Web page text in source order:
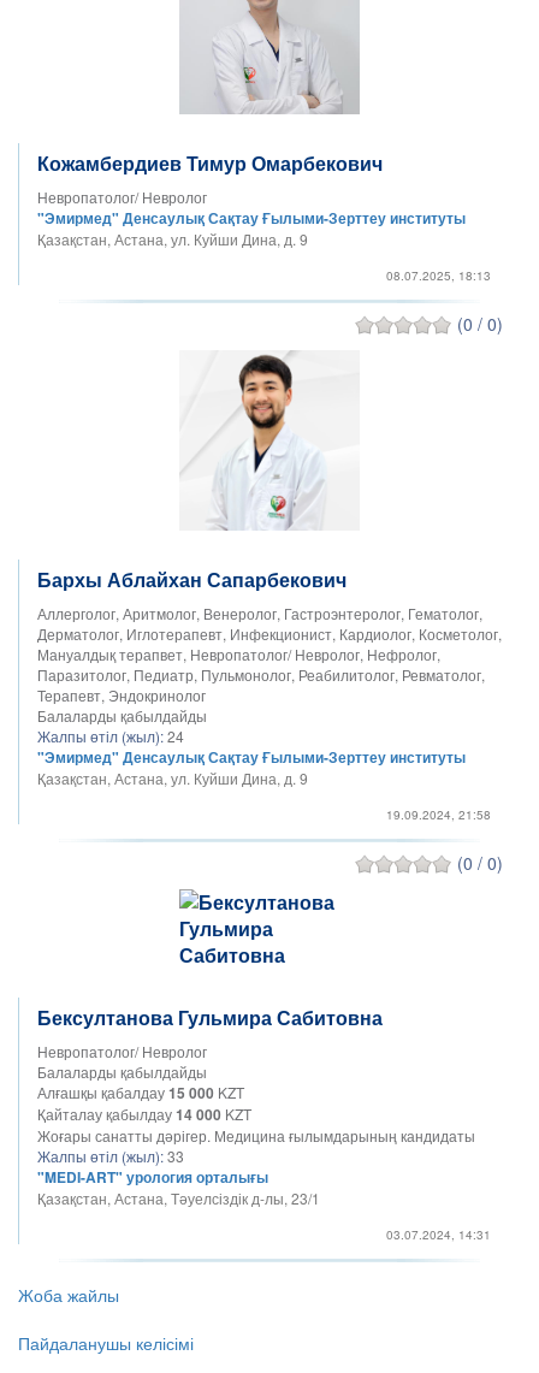
Кожамбердиев Тимур Омарбекович
Невропатолог/ Невролог
"Эмирмед" Денсаулық Сақтау Ғылыми-Зерттеу институты
Қазақстан, Астана, ул. Куйши Дина, д. 9
08.07.2025, 18:13
(0 / 0)
Бархы Аблайхан Сапарбекович
Аллерголог, Аритмолог, Венеролог, Гастроэнтеролог, Гематолог,
Дерматолог, Иглотерапевт, Инфекционист, Кардиолог, Косметолог,
Мануалдық терапвет, Невропатолог/ Невролог, Нефролог,
Паразитолог, Педиатр, Пульмонолог, Реабилитолог, Ревматолог,
Терапевт, Эндокринолог
Балаларды қабылдайды
Жалпы өтіл (жыл):24
"Эмирмед" Денсаулық Сақтау Ғылыми-Зерттеу институты
Қазақстан, Астана, ул. Куйши Дина, д. 9
19.09.2024, 21:58
(0 / 0)
Бексултанова Гульмира Сабитовна
Невропатолог/ Невролог
Балаларды қабылдайды
Алғашқы қабалдау15 000 KZT
Қайталау қабылдау14 000 KZT
Жоғары санатты дәрігер. Медицина ғылымдарының кандидаты
Жалпы өтіл (жыл):33
"MEDI-ART" урология орталығы
Қазақстан, Астана, Тәуелсіздік д-лы, 23/1
03.07.2024, 14:31
Жоба жайлы
Пайдаланушы келісімі